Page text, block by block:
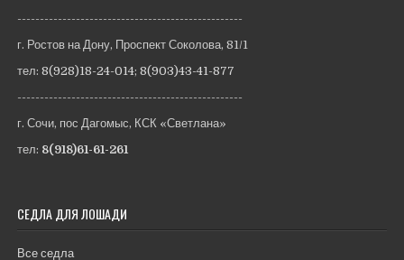
--------------------------------------------------
г. Ростов на Дону, Проспект Соколова, 81/1
тел:8(928)18-24-014;8(903)43-41-877
--------------------------------------------------
г. Сочи, пос Дагомыс, КСК «Светлана»
тел: 8(918)61-61-261
СЕДЛА ДЛЯ ЛОШАДИ
Все седла